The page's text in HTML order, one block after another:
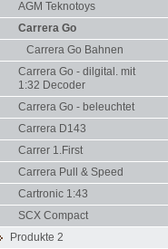
AGM Teknotoys
Carrera Go
Carrera Go Bahnen
Carrera Go - dilgital. mit
1:32 Decoder
Carrera Go - beleuchtet
Carrera D143
Carrer 1.First
Carrera Pull & Speed
Cartronic 1:43
SCX Compact
Produkte 2